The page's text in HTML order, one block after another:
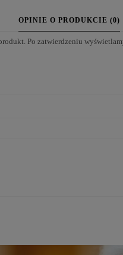
OPINIE O PRODUKCIE (0)
Po zatwierdzeniu